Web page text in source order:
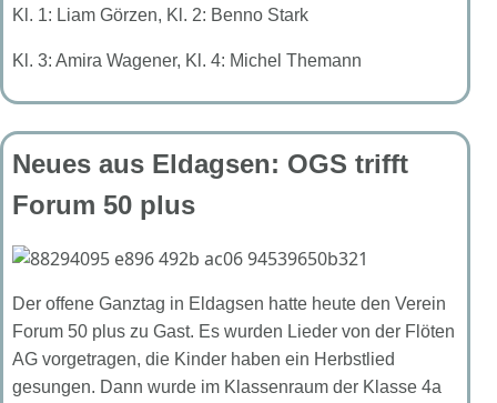
Kl. 1: Liam Görzen, Kl. 2: Benno Stark
Kl. 3: Amira Wagener, Kl. 4: Michel Themann
Neues aus Eldagsen: OGS trifft
Forum 50 plus
Der offene Ganztag in Eldagsen hatte heute den Verein
Forum 50 plus zu Gast. Es wurden Lieder von der Flöten
AG vorgetragen, die Kinder haben ein Herbstlied
gesungen. Dann wurde im Klassenraum der Klasse 4a